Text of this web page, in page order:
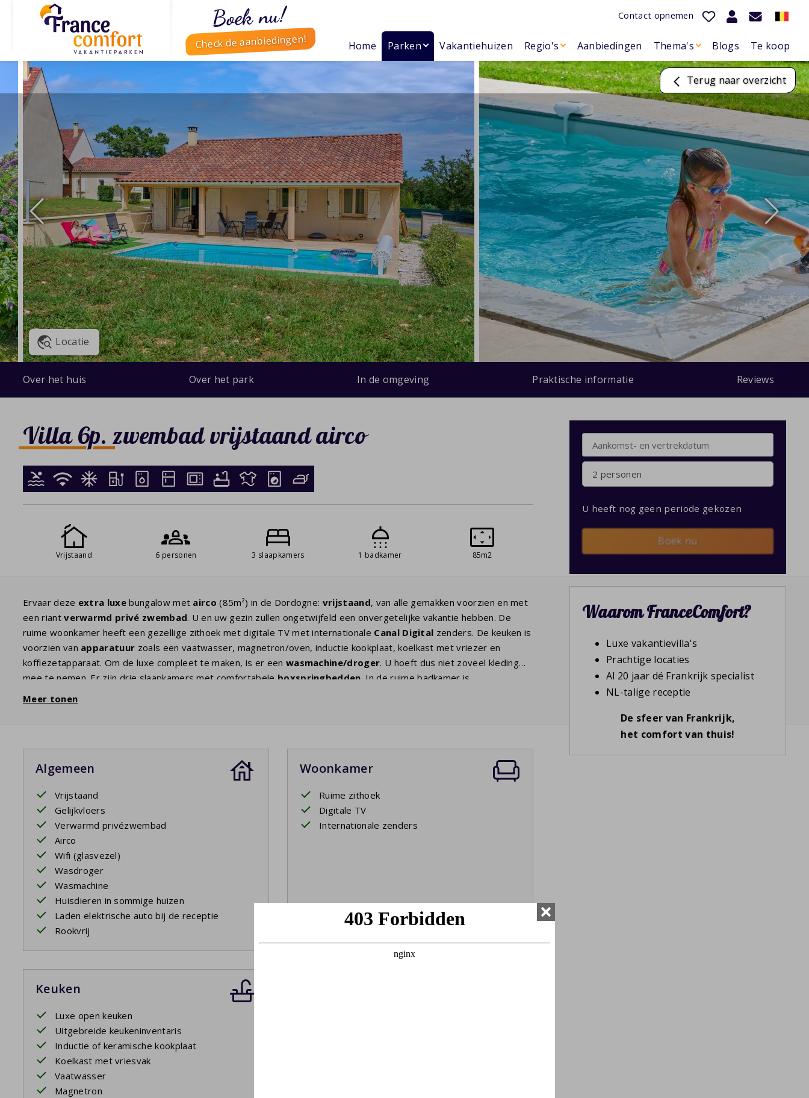
Boek nu!
Check de aanbiedingen!
Contact opnemen
Home Parken Vakantiehuizen Regio's Aanbiedingen Thema's Blogs Te koop
Terug naar overzicht
Locatie
Over het huis Over het park In de omgeving Praktische informatie Reviews
Villa 6p. zwembad vrijstaand airco
Vrijstaand 6 personen 3 slaapkamers 1 badkamer 85m2
Ervaar deze extra luxe bungalow met airco (85m²) in de Dordogne: vrijstaand, van alle gemakken voorzien en met
een riantverwarmd privé zwembad. U en uw gezin zullen ongetwijfeld een onvergetelijke vakantie hebben. De
ruime woonkamer heeft een gezellige zithoek met digitale TV met internationale Canal Digital zenders. De keuken is
voorzien van apparatuur zoals een vaatwasser, magnetron/oven, inductie kookplaat, koelkast met vriezer en
koffiezetapparaat. Om de luxe compleet te maken, is er een wasmachine/droger. U hoeft dus niet zoveel kleding
mee te nemen. Er zijn drie slaapkamers met comfortabele boxspringbedden . In de ruime badkamer is
Privézwembad open: 18/4/2026 - 26/9/2026; 24/4/2027 - 25/9/2027
Meer tonen
Algemeen
Vrijstaand
Gelijkvloers
Verwarmd privézwembad
Airco
Wifi (glasvezel)
Wasdroger
Wasmachine
Huisdieren in sommige huizen
Laden elektrische auto bij de receptie
Rookvrij
Woonkamer
Ruime zithoek
Digitale TV
Internationale zenders
Keuken
Luxe open keuken
Uitgebreide keukeninventaris
Inductie of keramische kookplaat
Koelkast met vriesvak
Vaatwasser
Magnetron
2 personen
U heeft nog geen periode gekozen
Boek nu
Waarom FranceComfort?
Luxe vakantievilla's
Prachtige locaties
Al 20 jaar dé Frankrijk specialist
NL-talige receptie
De sfeer van Frankrijk,
het comfort van thuis!